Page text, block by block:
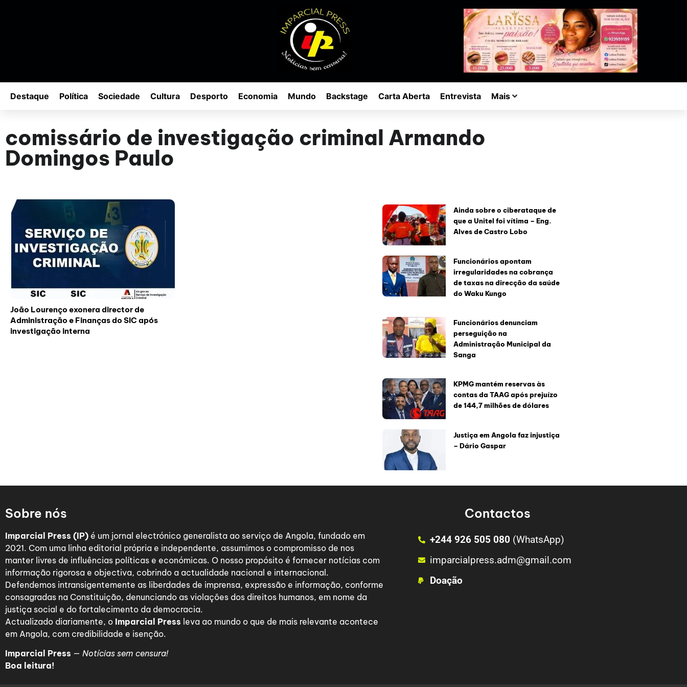
Destaque Política Sociedade Cultura Desporto Economia Mundo Backstage Carta Aberta Entrevista Mais
comissário de investigação criminal Armando
Domingos Paulo
João Lourenço exonera director de
Administração e Finanças do SIC após
investigação interna
Ainda sobre o ciberataque de
que a Unitel foi vítima – Eng.
Alves de Castro Lobo
Funcionários apontam
irregularidades na cobrança
de taxas na direcção da saúde
do Waku Kungo
Funcionários denunciam
perseguição na
Administração Municipal da
Sanga
KPMG mantém reservas às
contas da TAAG após prejuízo
de 144,7 milhões de dólares
Justiça em Angola faz injustiça
– Dário Gaspar
Sobre nós
Imparcial Press (IP) é um jornal electrónico generalista ao serviço de Angola, fundado em
2021. Com uma linha editorial própria e independente, assumimos o compromisso de nos
manter livres de influências políticas e económicas. O nosso propósito é fornecer notícias com
informação rigorosa e objectiva, cobrindo a actualidade nacional e internacional.
Defendemos intransigentemente as liberdades de imprensa, expressão e informação, conforme
consagradas na Constituição, denunciando as violações dos direitos humanos, em nome da
justiça social e do fortalecimento da democracia.
Actualizado diariamente, o Imparcial Press leva ao mundo o que de mais relevante acontece
em Angola, com credibilidade e isenção.
Imparcial Press — Notícias sem censura!
Boa leitura!
Contactos
+244 926 505 080 (WhatsApp)
imparcialpress.adm@gmail.com
Doação